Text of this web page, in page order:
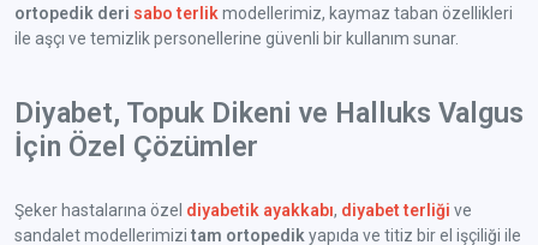
ortopedik deri sabo terlik modellerimiz, kaymaz taban özellikleri
ile aşçı ve temizlik personellerine güvenli bir kullanım sunar.
Diyabet, Topuk Dikeni ve Halluks Valgus
İçin Özel Çözümler
Şeker hastalarına özel diyabetik ayakkabı, diyabet terliği ve
sandalet modellerimizi tam ortopedik yapıda ve titiz bir el işçiliği ile